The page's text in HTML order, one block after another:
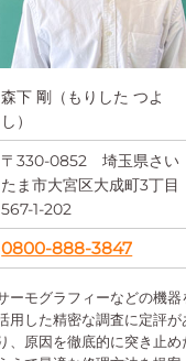
森下 剛（もりした つよ
し）
〒330-0852 埼玉県さい
たま市大宮区大成町3丁目
567-1-202
0800-888-3847
ーモグラフィーなどの機器
用した精密な調査に定評が
、原因を徹底的に突き止め